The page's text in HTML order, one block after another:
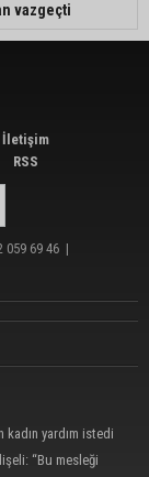
vazgeçti
İletişim
RSS
059 69 46 |
kadın yardım istedi
“Bu mesleği